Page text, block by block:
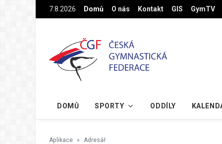
Na hlavní obsah7.8.2026 Domů O nás Kontakt GIS GymTV
DOMŮ SPORTY ODDÍLY
Aplikace Adresář